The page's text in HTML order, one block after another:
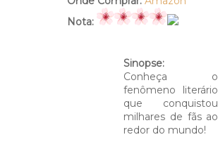
Nota:
Sinopse:
Conheça o
fenômeno literário
que conquistou
milhares de fãs ao
redor do mundo!